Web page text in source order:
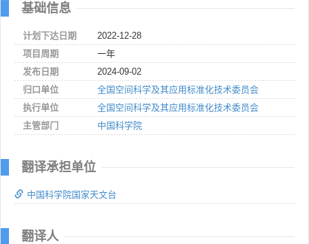
基础信息
计划下达日期
2022-12-28
项目周期
一年
发布日期
2024-09-02
归口单位
全国空间科学及其应用标准化技术委员会
执行单位
全国空间科学及其应用标准化技术委员会
主管部门
中国科学院
翻译承担单位
中国科学院国家天文台
翻译人